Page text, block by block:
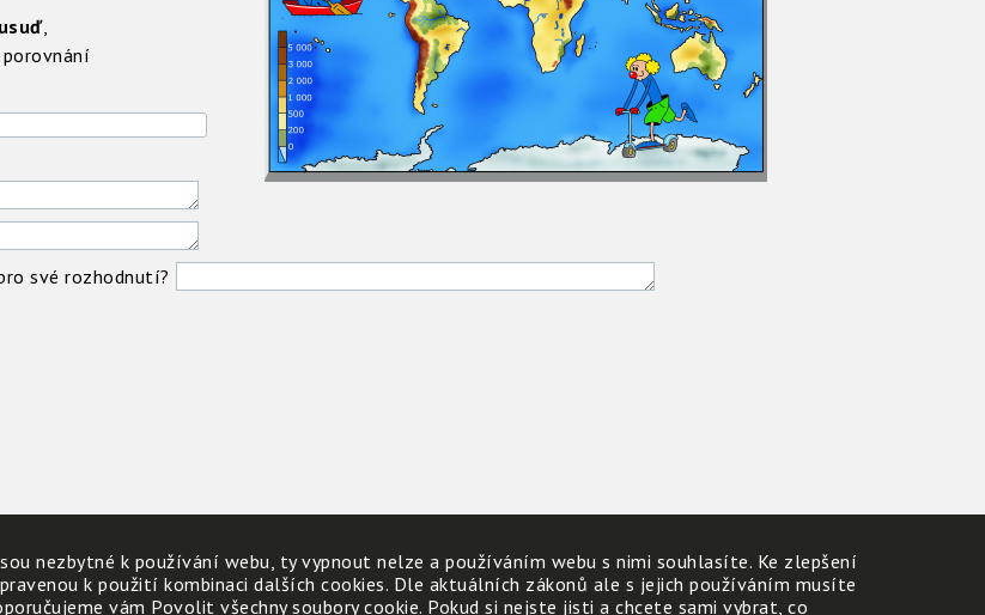
,
své rozhodnutí?
nezbytné k používání webu, ty vypnout nelze a používáním webu s nimi souhlasíte. Ke zlepšení
k použití kombinaci dalších cookies. Dle aktuálních zákonů ale s jejich používáním musíte
vám Povolit všechny soubory cookie. Pokud si nejste jisti a chcete sami vybrat, co